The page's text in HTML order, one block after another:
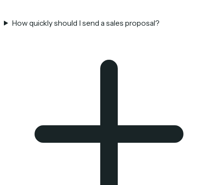
How quickly should I send a sales proposal?